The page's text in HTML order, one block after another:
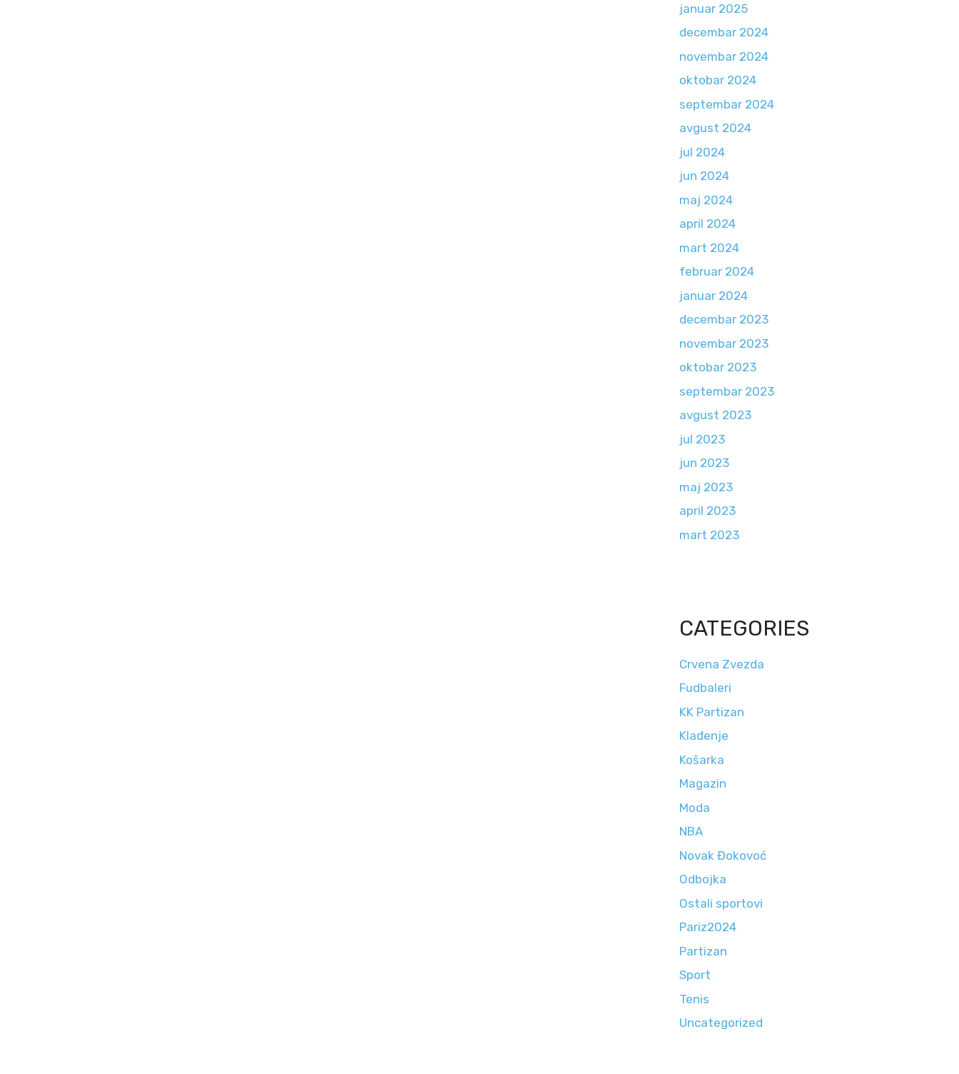
januar 2025
decembar 2024
novembar 2024
oktobar 2024
septembar 2024
avgust 2024
jul 2024
jun 2024
maj 2024
april 2024
mart 2024
februar 2024
januar 2024
decembar 2023
novembar 2023
oktobar 2023
septembar 2023
avgust 2023
jul 2023
jun 2023
maj 2023
april 2023
mart 2023
CATEGORIES
Crvena Zvezda
Fudbaleri
KK Partizan
Klađenje
Košarka
Magazin
Moda
NBA
Novak Đokovoć
Odbojka
Ostali sportovi
Pariz2024
Partizan
Sport
Tenis
Uncategorized